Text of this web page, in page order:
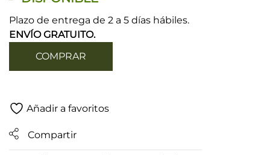
Plazo de entrega de 2 a 5 días hábiles.
ENVÍO GRATUITO.
COMPRAR
Añadir a favoritos
Compartir